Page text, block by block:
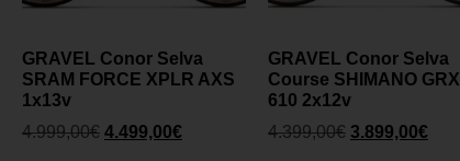
GRAVEL Conor Selva
SRAM FORCE XPLR AXS
1x13v
4.999,00€ 4.499,00€
GRAVEL Conor Selva
Course SHIMANO GRX
610 2x12v
4.399,00€ 3.899,00€